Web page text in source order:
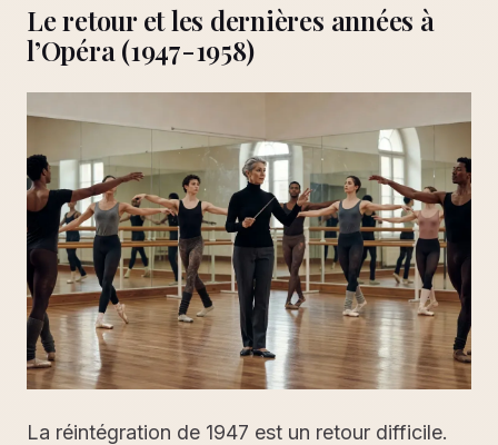
Le retour et les dernières années à
l’Opéra (1947-1958)
La réintégration de 1947 est un retour difficile.